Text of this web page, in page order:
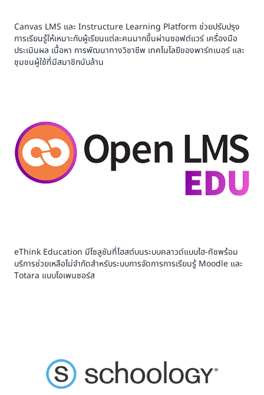
Canvas LMS และ Instructure Learning Platform ช่วยปรับปรุง
การเรียนรู้ให้เหมาะกับผู้เรียนแต่ละคนมากขึ้นผ่านซอฟต์แวร์ เครื่องมือ
ประเมินผล เนื้อหา การพัฒนาทางวิชาชีพ เทคโนโลยีของพาร์ทเนอร์ และ
ชุมชนผู้ใช้ที่มีสมาชิกนับล้าน
eThink Education มีโซลูชันที่โฮสต์บนระบบคลาวด์แบบไฮ-ทัชพร้อม
บริการช่วยเหลือไม่จำกัดสำหรับระบบการจัดการการเรียนรู้ Moodle และ
Totara แบบโอเพนซอร์ส